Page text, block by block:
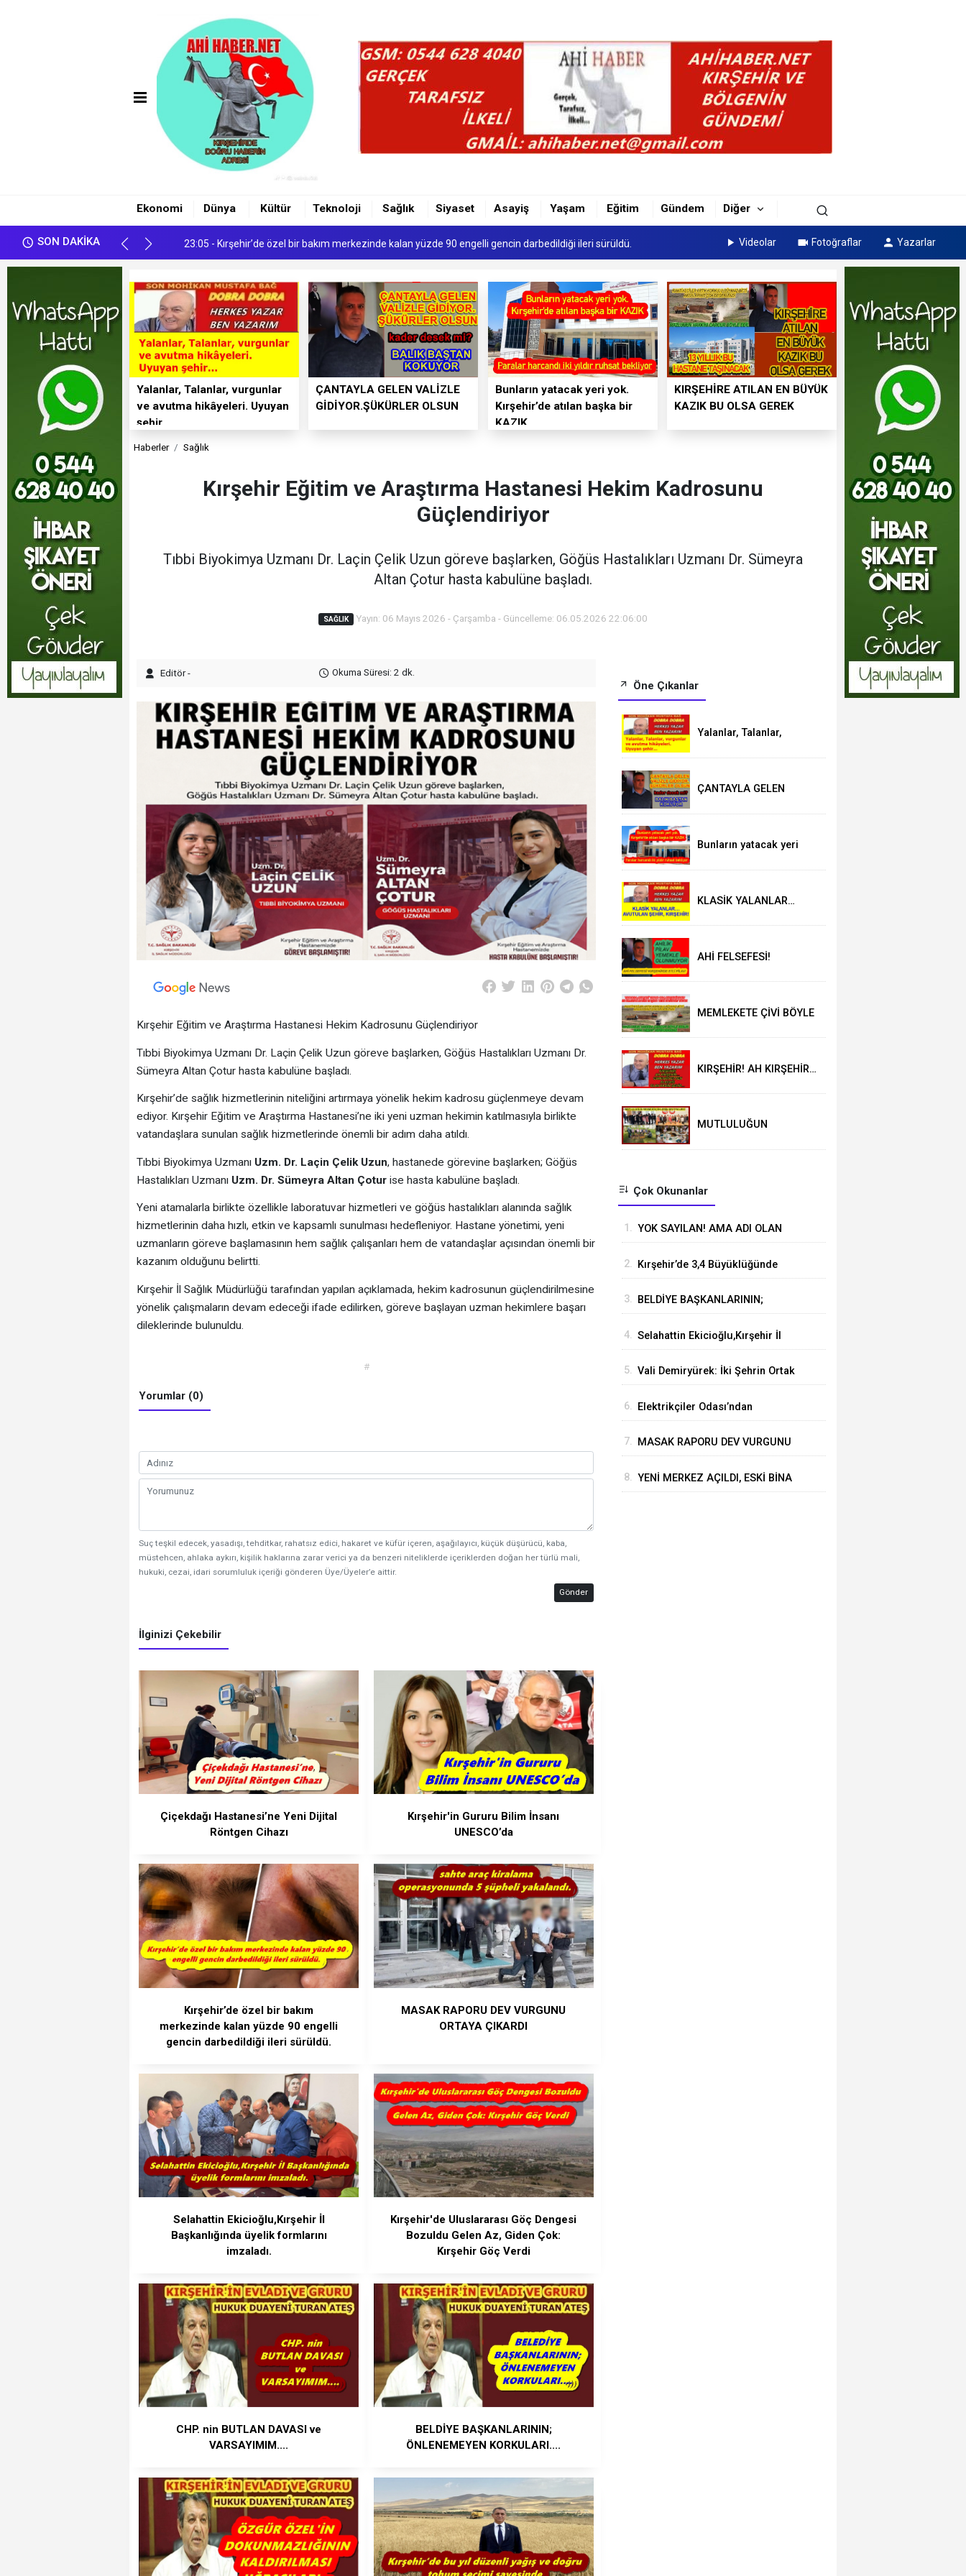
Ekonomi Dünya Kültür Teknoloji Sağlık Siyaset Asayiş Yaşam Eğitim Gündem Diğer
SON DAKİKA
00:24 - ÖZGÜR ÖZEL'İN DOKUNMAZLIĞININ KALDIRILMASI UĞRAŞILARI...
23:23 - Çiçekdağı Hastanesi’ne Yeni Dijital Röntgen Cihazı
23:05 - Kırşehir’de özel bir bakım merkezinde kalan yüzde 90 engelli gencin darbedildiği ileri sürüldü.
01:35 - Sosyal Medyada Terör Propagandası İddiasına Gözaltı
23:23 - Çiçekdağı Hastanesi’ne Yeni Dijital Röntgen Cihazı
Videolar Fotoğraflar Yazarlar
Yalanlar, Talanlar, vurgunlar
ve avutma hikâyeleri. Uyuyan
şehir…
ÇANTAYLA GELEN VALİZLE
GİDİYOR.ŞÜKÜRLER OLSUN
Bunların yatacak yeri yok.
Kırşehir’de atılan başka bir
KAZIK
KIRŞEHİRE ATILAN EN BÜYÜK
KAZIK BU OLSA GEREK
Haberler Sağlık
Kırşehir Eğitim ve Araştırma Hastanesi Hekim Kadrosunu
Güçlendiriyor
Tıbbi Biyokimya Uzmanı Dr. Laçin Çelik Uzun göreve başlarken, Göğüs Hastalıkları Uzmanı Dr. Sümeyra
Altan Çotur hasta kabulüne başladı.
SAĞLIK Yayın: 06 Mayıs 2026 - Çarşamba - Güncelleme: 06.05.2026 22:06:00
Editör - Okuma Süresi: 2 dk.
Kırşehir Eğitim ve Araştırma Hastanesi Hekim Kadrosunu Güçlendiriyor
Tıbbi Biyokimya Uzmanı Dr. Laçin Çelik Uzun göreve başlarken, Göğüs Hastalıkları Uzmanı Dr.
Sümeyra Altan Çotur hasta kabulüne başladı.
Kırşehir’de sağlık hizmetlerinin niteliğini artırmaya yönelik hekim kadrosu güçlenmeye devam
ediyor. Kırşehir Eğitim ve Araştırma Hastanesi’ne iki yeni uzman hekimin katılmasıyla birlikte
vatandaşlara sunulan sağlık hizmetlerinde önemli bir adım daha atıldı.
Tıbbi Biyokimya Uzmanı Uzm. Dr. Laçin Çelik Uzun, hastanede görevine başlarken; Göğüs
Hastalıkları Uzmanı Uzm. Dr. Sümeyra Altan Çoturise hasta kabulüne başladı.
Yeni atamalarla birlikte özellikle laboratuvar hizmetleri ve göğüs hastalıkları alanında sağlık
hizmetlerinin daha hızlı, etkin ve kapsamlı sunulması hedefleniyor. Hastane yönetimi, yeni
uzmanların göreve başlamasının hem sağlık çalışanları hem de vatandaşlar açısından önemli bir
kazanım olduğunu belirtti.
Kırşehir İl Sağlık Müdürlüğü tarafından yapılan açıklamada, hekim kadrosunun güçlendirilmesine
yönelik çalışmaların devam edeceği ifade edilirken, göreve başlayan uzman hekimlere başarı
dileklerinde bulunuldu.
#
Yorumlar (0)
Suç teşkil edecek, yasadışı, tehditkar, rahatsız edici, hakaret ve küfür içeren, aşağılayıcı, küçük düşürücü, kaba,
müstehcen, ahlaka aykırı, kişilik haklarına zarar verici ya da benzeri niteliklerde içeriklerden doğan her türlü mali,
hukuki, cezai, idari sorumluluk içeriği gönderen Üye/Üyeler’e aittir.
Gönder
İlginizi Çekebilir
Çiçekdağı Hastanesi’ne Yeni Dijital
Röntgen Cihazı
Kırşehir'in Gururu Bilim İnsanı
UNESCO’da
Kırşehir’de özel bir bakım
merkezinde kalan yüzde 90 engelli
gencin darbedildiği ileri sürüldü.
MASAK RAPORU DEV VURGUNU
ORTAYA ÇIKARDI
Selahattin Ekicioğlu,Kırşehir İl
Başkanlığında üyelik formlarını
imzaladı.
Kırşehir'de Uluslararası Göç Dengesi
Bozuldu Gelen Az, Giden Çok:
Kırşehir Göç Verdi
CHP. nin BUTLAN DAVASI ve
VARSAYIMIM....
BELDİYE BAŞKANLARININ;
ÖNLENEMEYEN KORKULARI....
Öne Çıkanlar
Yalanlar, Talanlar,
hikâyeleri. Uyuyan şehir…
ÇANTAYLA GELEN
GİDİYOR.ŞÜKÜRLER
Bunların yatacak yeri
başka bir KAZIK
KLASİK YALANLAR…
KIRŞEHİR!
AHİ FELSEFESİ!
MEMLEKETE ÇİVİ BÖYLE
KIRŞEHİR! AH KIRŞEHİR…
ALACAĞI OLAN KADİM
MUTLULUĞUN
PROJESİ
Çok Okunanlar
1. YOK SAYILAN! AMA ADI OLAN
2. Kırşehir’de 3,4 Büyüklüğünde
3. BELDİYE BAŞKANLARININ;
4. Selahattin Ekicioğlu,Kırşehir İl
imzaladı.
5. Vali Demiryürek: İki Şehrin Ortak
6. Elektrikçiler Odası’ndan
7. MASAK RAPORU DEV VURGUNU
8. YENİ MERKEZ AÇILDI, ESKİ BİNA